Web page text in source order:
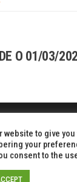
O 01/03/
website to give
your
consent to the